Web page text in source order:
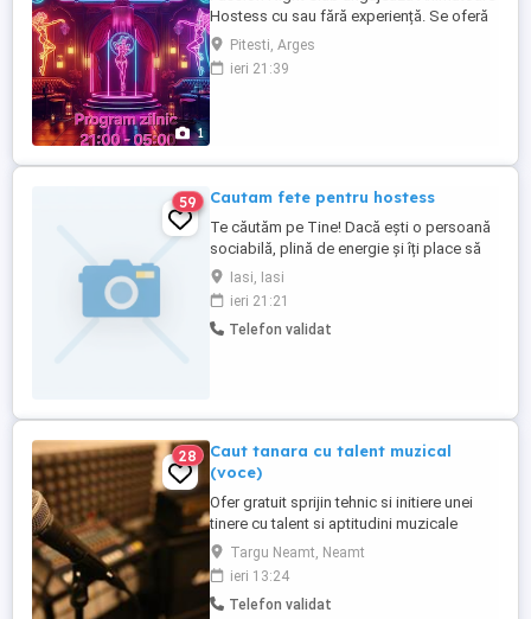
1
Hostess cu sau fără experiență. Se oferă
salariu +comision 50 % , carte de munca,
protocol gratuit
Pitesti, Arges
ieri 21:39
59 Cautam fete pentru hostess
Te căutăm pe Tine! Dacă ești o persoană
sociabilă, plină de energie și îți place să
interacționezi cu oamenii, avem
oportunitatea perfectă pentru tine! Căutam
hostess care să se alăture echipei noastre
dinamice și entuziaste. Ce oferim:
Iasi, Iasi
ieri 21:21
Telefon validat
28
Caut tanara cu talent muzical
(voce)
Ofer gratuit sprijin tehnic si initiere unei
tinere cu talent si aptitudini muzicale
(voce),cu sau fara experienta in vederea
colaborarii pe termen lung la evenimente
gen petrecere
(onomastice,nunti,botezuri,etc..).De
Targu Neamt, Neamt
ieri 13:24
Telefon validat